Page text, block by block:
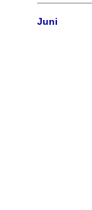
Juni